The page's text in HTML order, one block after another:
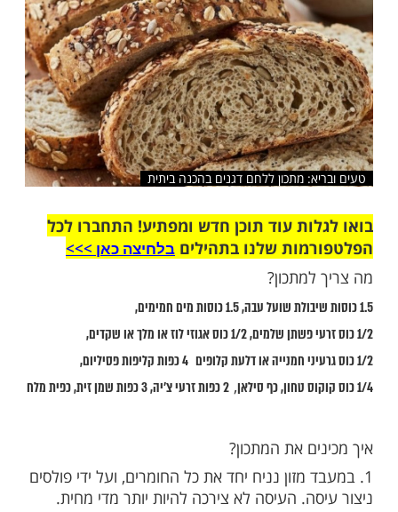
מתכון ללחם דגנים בהכנה ביתית
עוד תוכן חדש ומפתיע! התחברו לכל
1.5 כוסות מים חמימים,